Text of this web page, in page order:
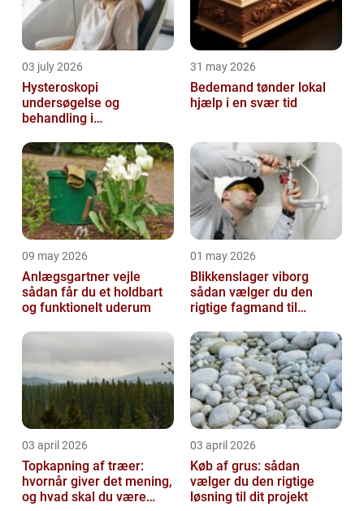
03 july 2026
Hysteroskopi
undersøgelse og
behandling i
31 may 2026
Bedemand tønder lokal
hjælp i en svær tid
09 may 2026
Anlægsgartner vejle
sådan får du et holdbart
og funktionelt uderum
01 may 2026
Blikkenslager viborg
sådan vælger du den
rigtige fagmand til
03 april 2026
Topkapning af træer:
hvornår giver det mening,
og hvad skal du være
03 april 2026
Køb af grus: sådan
vælger du den rigtige
løsning til dit projekt